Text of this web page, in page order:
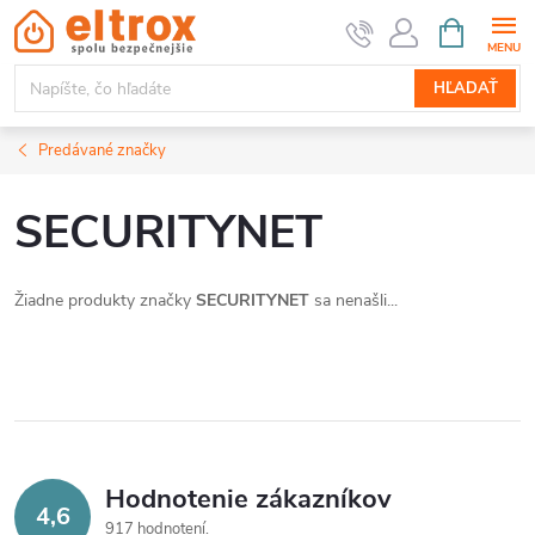
Prejsť
na
obsah
HĽADAŤ
KOŠÍK
Predávané značky
SECURITYNET
Žiadne produkty značky SECURITYNET sa nenašli...
4,6 Hodnotenie zákazníkov
917 hodnotení